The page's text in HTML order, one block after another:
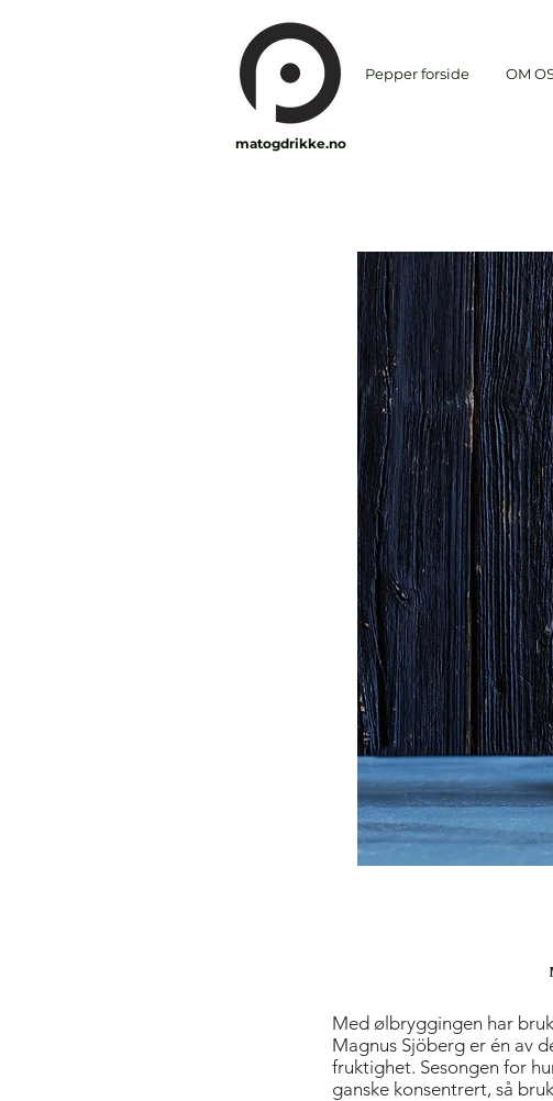
Pepper forside OM
matogdrikke.no
Med ølbryggingen har
Magnus Sjöberg er én av
fruktighet. Sesongen for
ganske konsentrert, så